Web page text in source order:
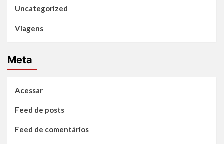
Uncategorized
Viagens
Meta
Acessar
Feed de posts
Feed de comentários